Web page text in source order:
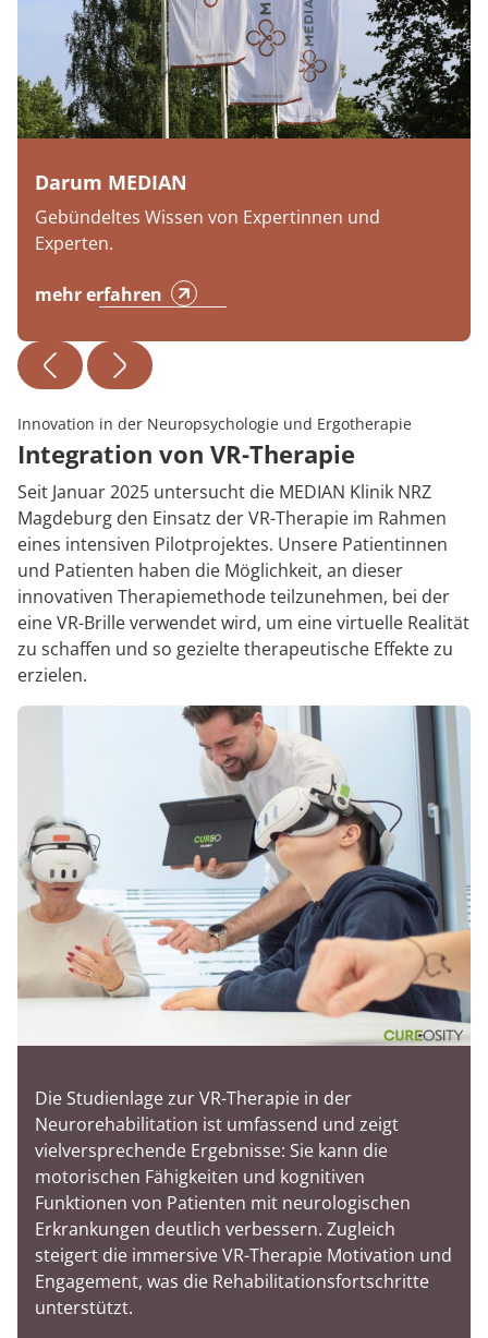
Darum MEDIAN
Gebündeltes Wissen von Expertinnen und
Experten.
mehr erfahren
Innovation in der Neuropsychologie und Ergotherapie
Integration von VR-Therapie
Seit Januar 2025 untersucht die MEDIAN Klinik NRZ
Magdeburg den Einsatz der VR-Therapie im Rahmen
eines intensiven Pilotprojektes. Unsere Patientinnen
und Patienten haben die Möglichkeit, an dieser
innovativen Therapiemethode teilzunehmen, bei der
eine VR-Brille verwendet wird, um eine virtuelle Realität
zu schaffen und so gezielte therapeutische Effekte zu
erzielen.
Die Studienlage zur VR-Therapie in der
Neurorehabilitation ist umfassend und zeigt
vielversprechende Ergebnisse: Sie kann die
motorischen Fähigkeiten und kognitiven
Funktionen von Patienten mit neurologischen
Erkrankungen deutlich verbessern. Zugleich
steigert die immersive VR-Therapie Motivation und
Engagement, was die Rehabilitationsfortschritte
unterstützt.